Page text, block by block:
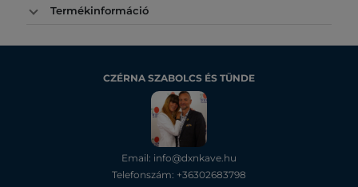
Termékinformáció
CZÉRNA SZABOLCS ÉS TÜNDE
Email: info@dxnkave.hu
Telefonszám: +36302683798